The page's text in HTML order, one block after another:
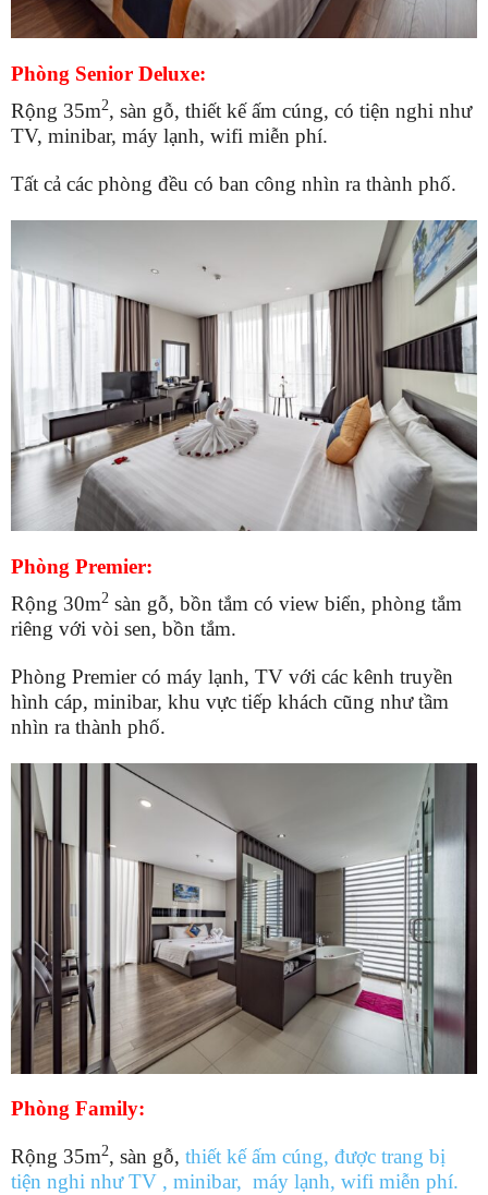
Phòng Senior Deluxe:
Rộng 35m2, sàn gỗ, thiết kế ấm cúng, có tiện nghi như
TV, minibar, máy lạnh, wifi miễn phí.
Tất cả các phòng đều có ban công nhìn ra thành phố.
Phòng Premier:
Rộng 30m2 sàn gỗ, bồn tắm có view biển, phòng tắm
riêng với vòi sen, bồn tắm.
Phòng Premier có máy lạnh, TV với các kênh truyền
hình cáp, minibar, khu vực tiếp khách cũng như tầm
nhìn ra thành phố.
Phòng Family:
Rộng 35m2, sàn gỗ, thiết kế ấm cúng, được trang bị
tiện nghi như TV , minibar, máy lạnh, wifi miễn phí.